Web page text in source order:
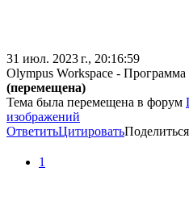
31 июл. 2023 г., 20:16:59
Olympus Workspace - Программа
(перемещена)
Тема была перемещена в форум
изображений
ОтветитьЦитироватьПоделиться
1